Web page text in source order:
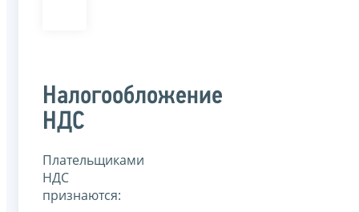
Налогообложение
НДС
Плательщиками
НДС
признаются: